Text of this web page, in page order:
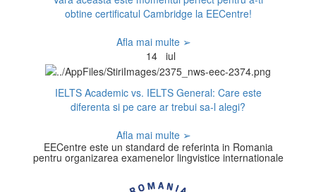
obtine certificatul Cambridge la EECentre!
Afla mai multe ➢
14 iul
IELTS Academic vs. IELTS General: Care este
diferenta si pe care ar trebui sa-l alegi?
Afla mai multe ➢
EECentre este un standard de referinta in Romania
pentru organizarea examenelor lingvistice internationale